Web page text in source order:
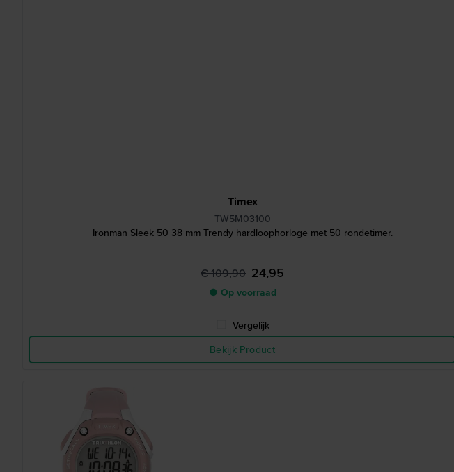
Timex
TW5M03100
Ironman Sleek 50 38 mm Trendy hardloophorloge met 50 rondetimer.
€ 109,90 24,95
● Op voorraad
Vergelijk
Bekijk Product